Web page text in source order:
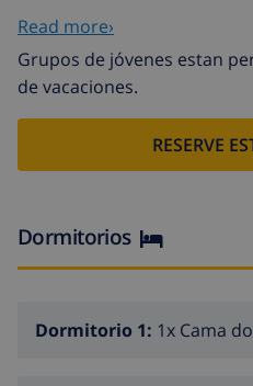
doble con 1 cama (90 cm,
(horno, lavavajillas, 4 placas
tostadora, hervidor de
congelador, cafetera
balcón cubierto. Media
acondicionado, aire
barbacoa (portátil),
lavadora, plancha,
Internet (Wifi, gratis). Plaza
ascensor. La piscina
Read more›
Grupos de jóvenes estan
de vacaciones.
RESERVE
Dormitorios
Dormitorio 1: 1x Cama